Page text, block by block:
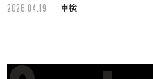
2026.04.19 車検